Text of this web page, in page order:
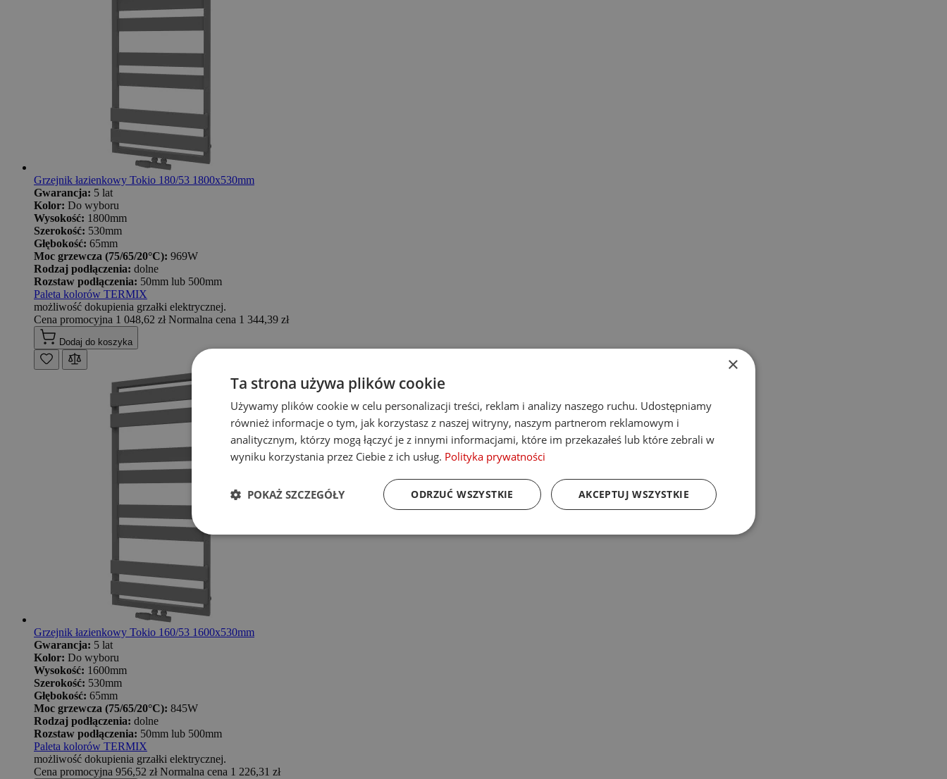
Grzejnik łazienkowy Tokio 180/53 1800x530mm
Gwarancja: 5 lat
Kolor: Do wyboru
Wysokość: 1800mm
Szerokość: 530mm
Głębokość: 65mm
Moc grzewcza (75/65/20°C): 969W
Rodzaj podłączenia: dolne
Rozstaw podłączenia: 50mm lub 500mm
Paleta kolorów TERMIX
możliwość dokupienia grzałki elektrycznej.
Cena promocyjna 1 048,62 zł Normalna cena 1 344,39 zł
Dodaj do koszyka
Grzejnik łazienkowy Tokio 160/53 1600x530mm
Gwarancja: 5 lat
Kolor: Do wyboru
Wysokość: 1600mm
Szerokość: 530mm
Głębokość: 65mm
Moc grzewcza (75/65/20°C): 845W
Rodzaj podłączenia: dolne
Rozstaw podłączenia: 50mm lub 500mm
Paleta kolorów TERMIX
możliwość dokupienia grzałki elektrycznej.
Cena promocyjna 956,52 zł Normalna cena 1 226,31 zł
×
Ta strona używa plików cookie
Używamy plików cookie w celu personalizacji treści, reklam i analizy naszego ruchu. Udostępniamy
również informacje o tym, jak korzystasz z naszej witryny, naszym partnerom reklamowym i
analitycznym, którzy mogą łączyć je z innymi informacjami, które im przekazałeś lub które zebrali w
wyniku korzystania przez Ciebie z ich usług. Polityka prywatności
AKCEPTUJ WSZYSTKIE
ODRZUĆ WSZYSTKIE
POKAŻ SZCZEGÓŁY